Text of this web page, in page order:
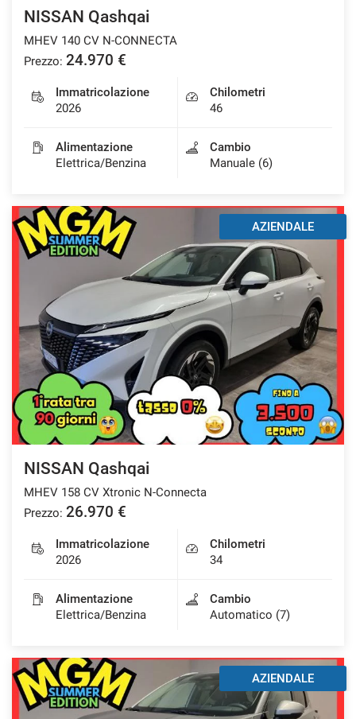
NISSAN Qashqai
MHEV 140 CV N-CONNECTA
Prezzo: 24.970 €
Immatricolazione
2026
Chilometri
46
Alimentazione
Elettrica/Benzina
Cambio
Manuale (6)
AZIENDALE
NISSAN Qashqai
MHEV 158 CV Xtronic N-Connecta
Prezzo: 26.970 €
Immatricolazione
2026
Chilometri
34
Alimentazione
Elettrica/Benzina
Cambio
Automatico (7)
AZIENDALE